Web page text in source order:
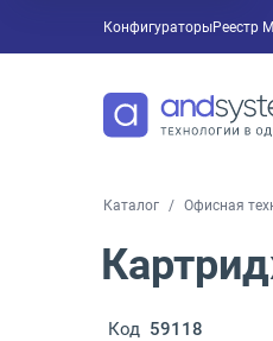
КонфигураторыРеестр
Каталог Офисная
Код 59118